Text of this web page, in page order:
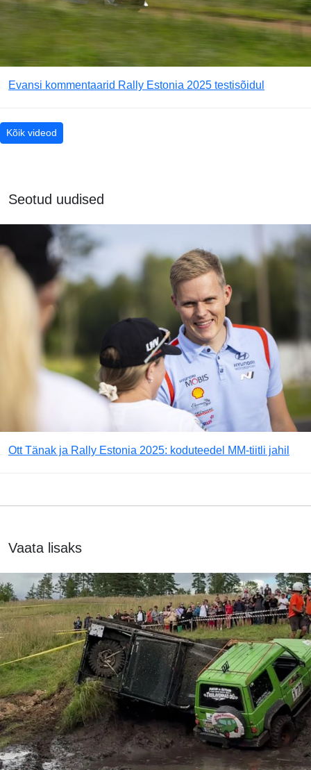
Evansi kommentaarid Rally Estonia 2025 testisõidul
Kõik videod
Seotud uudised
Ott Tänak ja Rally Estonia 2025: koduteedel MM-tiitli jahil
Vaata lisaks